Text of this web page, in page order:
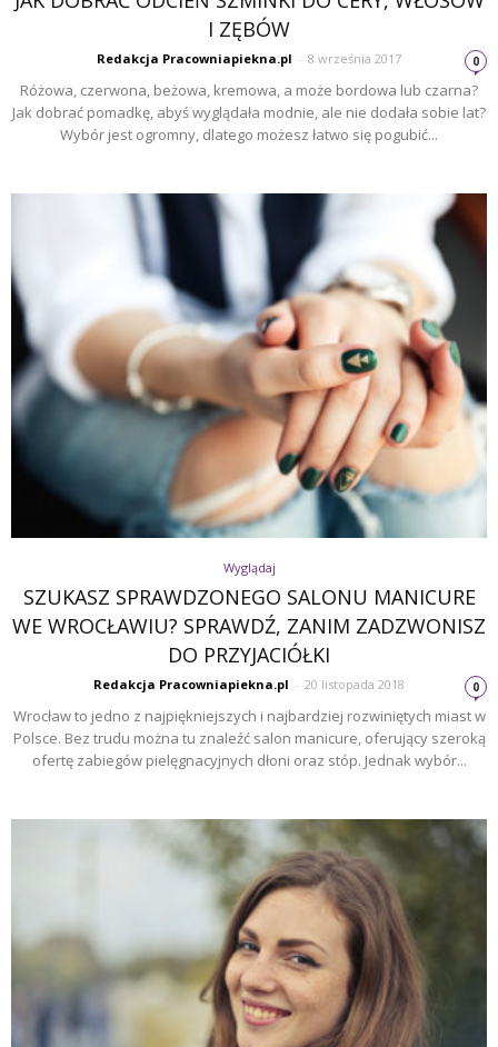
I ZĘBÓW
Redakcja Pracowniapiekna.pl - 8 września 2017 0
Różowa, czerwona, beżowa, kremowa, a może bordowa lub czarna?
Jak dobrać pomadkę, abyś wyglądała modnie, ale nie dodała sobie lat?
Wybór jest ogromny, dlatego możesz łatwo się pogubić...
Wyglądaj
SZUKASZ SPRAWDZONEGO SALONU MANICURE
WE WROCŁAWIU? SPRAWDŹ, ZANIM ZADZWONISZ
DO PRZYJACIÓŁKI
Redakcja Pracowniapiekna.pl - 20 listopada 2018 0
Wrocław to jedno z najpiękniejszych i najbardziej rozwiniętych miast w
Polsce. Bez trudu można tu znaleźć salon manicure, oferujący szeroką
ofertę zabiegów pielęgnacyjnych dłoni oraz stóp. Jednak wybór...